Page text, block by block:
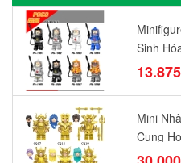
Sinh
Mini
Cung
Chơi